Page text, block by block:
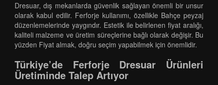
Dresuar, dış mekanlarda güvenlik sağlayan önemli bir unsur
olarak kabul edilir. Ferforje kullanımı, özellikle Bahçe peyzaj
düzenlemelerinde yaygındır. Estetik ile belirlenen fiyat aralığı,
kaliteli malzeme ve üretim süreçlerine bağlı olarak değişir. Bu
yüzden Fiyat almak, doğru seçim yapabilmek için önemlidir.
Türkiye’de Ferforje Dresuar Ürünleri
Üretiminde Talep Artıyor